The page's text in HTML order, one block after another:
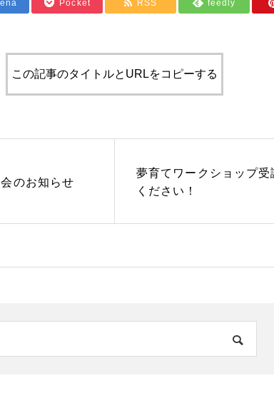
Pocket RSS feedly
この記事のタイトルとURLをコピーする
のお知らせ
夢育てワークショップ
ください！